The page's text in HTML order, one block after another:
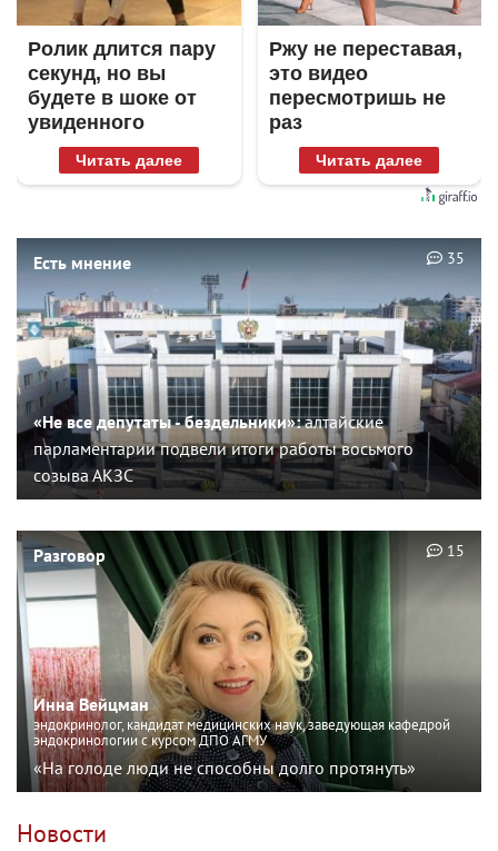
Ролик длится пару
секунд, но вы
будете в шоке от
увиденного
Читать далее
Ржу не переставая,
это видео
пересмотришь не
раз
Читать далее
Есть мнение
«Не все депутаты - бездельники»:алтайские
парламентарии подвели итоги работы восьмого
созыва АКЗС
35
Разговор
Инна Вейцман
эндокринолог, кандидат медицинских наук, заведующая кафедрой
эндокринологии с курсом ДПО АГМУ
«На голоде люди не способны долго протянуть»
15
Новости